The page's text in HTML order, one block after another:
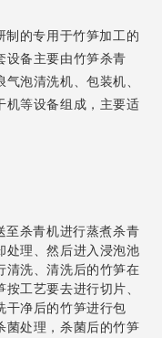
制的专用于竹笋加工的
设备主要由竹笋杀青
泡清洗机、包装机、
机等设备组成，主要适
至杀青机进行蒸煮杀青
处理、然后进入浸泡池
清洗、清洗后的竹笋在
工艺要去进行切片、
干净后的竹笋进行包
菌处理，杀菌后的竹笋